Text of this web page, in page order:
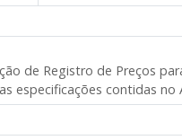
de Registro de Preços
especificações contidas no